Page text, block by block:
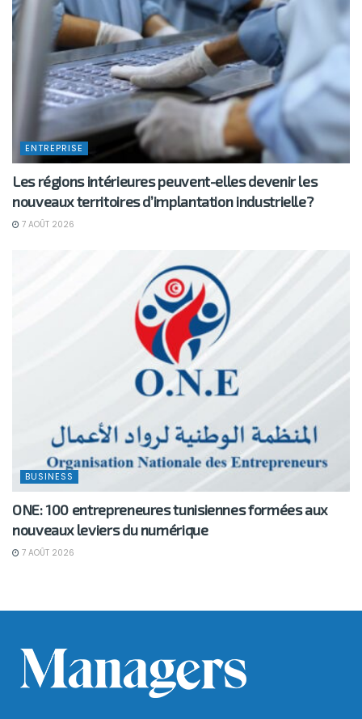
ENTREPRISE
Les régions intérieures peuvent-elles devenir les
nouveaux territoires d’implantation industrielle?
7 AOÛT 2026
BUSINESS
ONE: 100 entrepreneures tunisiennes formées aux
nouveaux leviers du numérique
7 AOÛT 2026